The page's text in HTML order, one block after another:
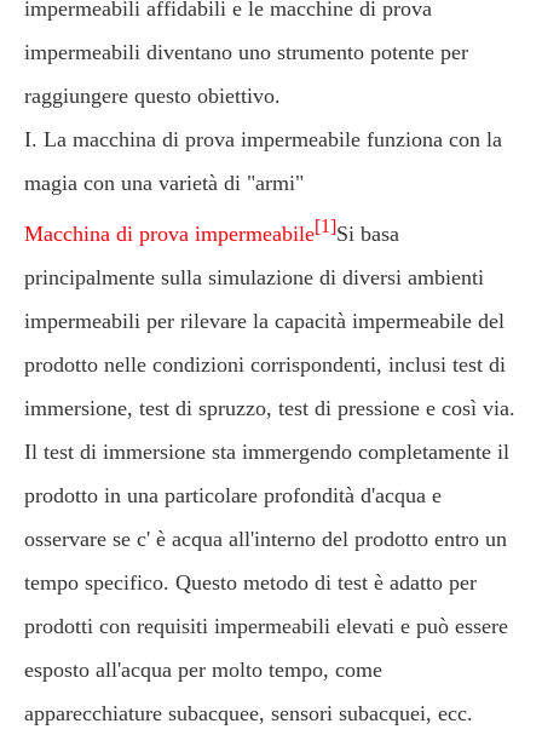
impermeabili affidabili e le macchine di prova
impermeabili diventano uno strumento potente per
raggiungere questo obiettivo.
I. La macchina di prova impermeabile funziona con la
magia con una varietà di "armi"
Macchina di prova impermeabile[1]Si basa
principalmente sulla simulazione di diversi ambienti
impermeabili per rilevare la capacità impermeabile del
prodotto nelle condizioni corrispondenti, inclusi test di
immersione, test di spruzzo, test di pressione e così via.
Il test di immersione sta immergendo completamente il
prodotto in una particolare profondità d'acqua e
osservare se c' è acqua all'interno del prodotto entro un
tempo specifico. Questo metodo di test è adatto per
prodotti con requisiti impermeabili elevati e può essere
esposto all'acqua per molto tempo, come
apparecchiature subacquee, sensori subacquei, ecc.